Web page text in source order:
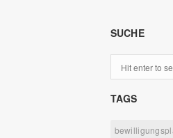
SUCHE
TAGS